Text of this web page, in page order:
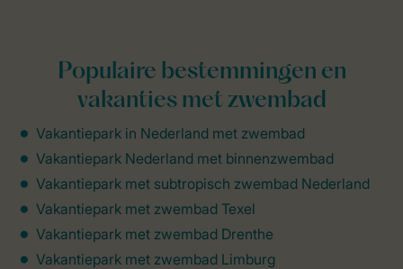
Populaire bestemmingen en
vakanties met zwembad
Vakantiepark in Nederland met zwembad
Vakantiepark Nederland met binnenzwembad
Vakantiepark met subtropisch zwembad Nederland
Vakantiepark met zwembad Texel
Vakantiepark met zwembad Drenthe
Vakantiepark met zwembad Limburg